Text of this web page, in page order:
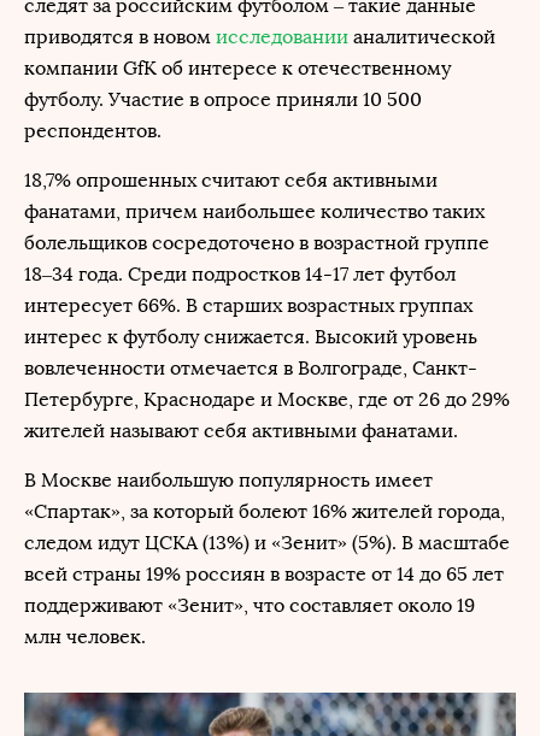
следят за российским футболом – такие данные
приводятся в новом исследовании аналитической
компании GfK об интересе к отечественному
футболу. Участие в опросе приняли 10 500
респондентов.
18,7% опрошенных считают себя активными
фанатами, причем наибольшее количество таких
болельщиков сосредоточено в возрастной группе
18–34 года. Среди подростков 14-17 лет футбол
интересует 66%. В старших возрастных группах
интерес к футболу снижается. Высокий уровень
вовлеченности отмечается в Волгограде, Санкт-
Петербурге, Краснодаре и Москве, где от 26 до 29%
жителей называют себя активными фанатами.
В Москве наибольшую популярность имеет
«Спартак», за который болеют 16% жителей города,
следом идут ЦСКА (13%) и «Зенит» (5%). В масштабе
всей страны 19% россиян в возрасте от 14 до 65 лет
поддерживают «Зенит», что составляет около 19
млн человек.